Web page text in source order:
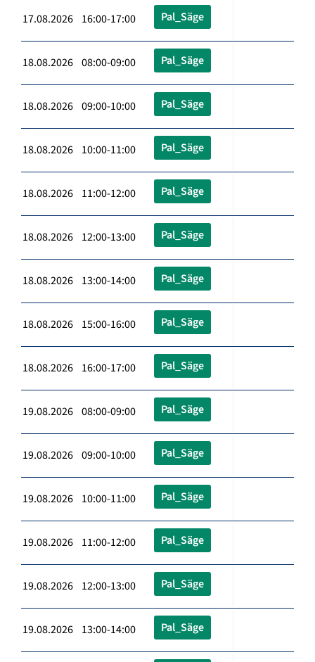
17.08.2026 16:00-17:00 Pal_Säge
18.08.2026 08:00-09:00 Pal_Säge
18.08.2026 09:00-10:00 Pal_Säge
18.08.2026 10:00-11:00 Pal_Säge
18.08.2026 11:00-12:00 Pal_Säge
18.08.2026 12:00-13:00 Pal_Säge
18.08.2026 13:00-14:00 Pal_Säge
18.08.2026 15:00-16:00 Pal_Säge
18.08.2026 16:00-17:00 Pal_Säge
19.08.2026 08:00-09:00 Pal_Säge
19.08.2026 09:00-10:00 Pal_Säge
19.08.2026 10:00-11:00 Pal_Säge
19.08.2026 11:00-12:00 Pal_Säge
19.08.2026 12:00-13:00 Pal_Säge
19.08.2026 13:00-14:00 Pal_Säge